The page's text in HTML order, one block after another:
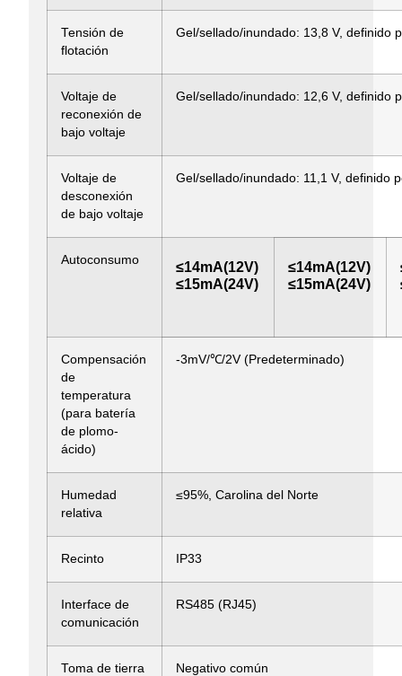
Tensión de
flotación
Gel/sellado/inundado: 13,8 V, definido
Voltaje de
reconexión de
bajo voltaje
Gel/sellado/inundado: 12,6 V, definido
Voltaje de
desconexión
de bajo voltaje
Gel/sellado/inundado: 11,1 V, definido
Autoconsumo
≤14mA(12V)
≤15mA(24V)
≤14mA(12V)
≤15mA(24V)
Compensación
de
temperatura
(para batería
de plomo-
ácido)
-3mV/℃/2V (Predeterminado)
Humedad
relativa
≤95%, Carolina del Norte
Recinto IP33
Interface de
comunicación
RS485 (RJ45)
Toma de tierra Negativo común